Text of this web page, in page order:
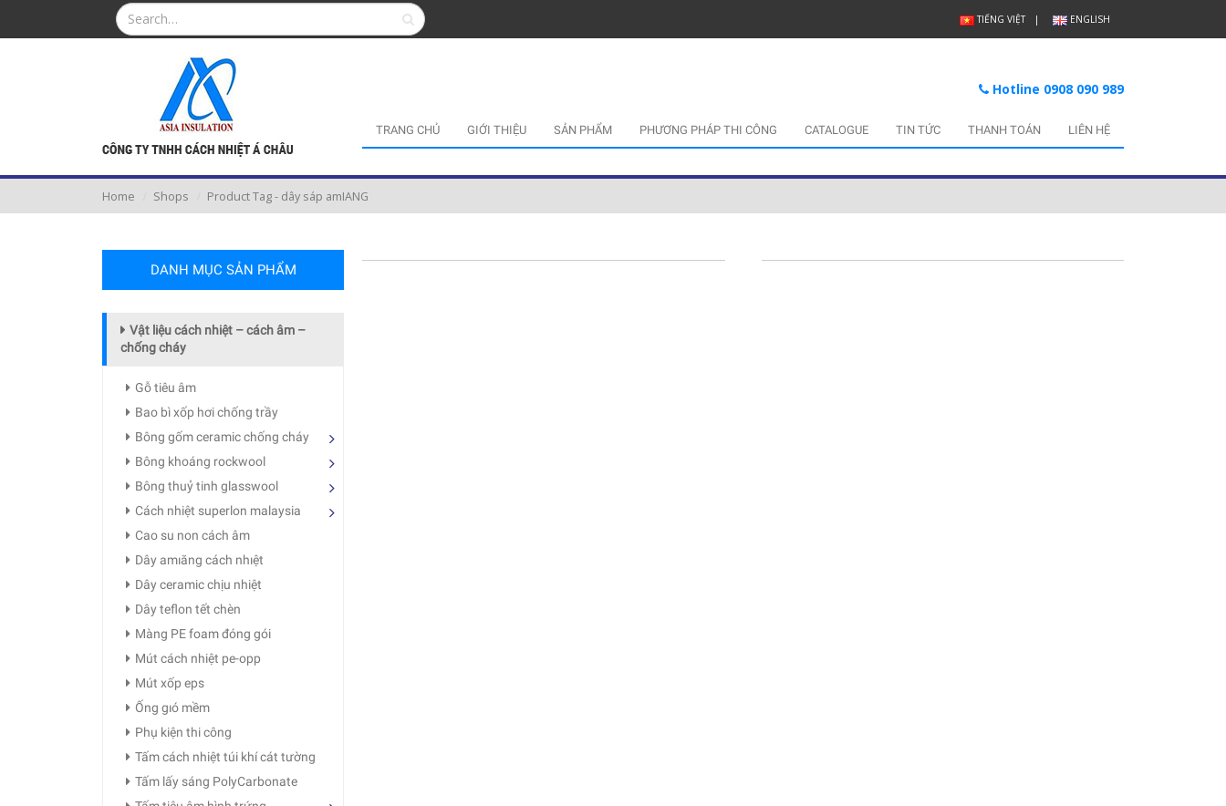
TIẾNG VIỆT ENGLISH
Hotline 0908 090 989
TRANG CHỦ GIỚI THIỆU SẢN PHẨM PHƯƠNG PHÁP THI CÔNG CATALOGUE TIN TỨC THANH TOÁN LIÊN HỆ
Home Shops Product Tag - dây sáp amIANG
DANH MỤC SẢN PHẨM
Vật liệu cách nhiệt – cách âm –
chống cháy
Gỗ tiêu âm
Bao bì xốp hơi chống trầy
Bông gốm ceramic chống cháy
Bông khoáng rockwool
Bông thuỷ tinh glasswool
Cách nhiệt superlon malaysia
Cao su non cách âm
Dây amıăng cách nhıệt
Dây ceramic chịu nhiệt
Dây teflon tết chèn
Màng PE foam đóng gói
Mút cách nhiệt pe-opp
Mút xốp eps
Ống gıó mềm
Phụ kiện thi công
Tấm cách nhiệt túi khí cát tường
Tấm lấy sáng PolyCarbonate